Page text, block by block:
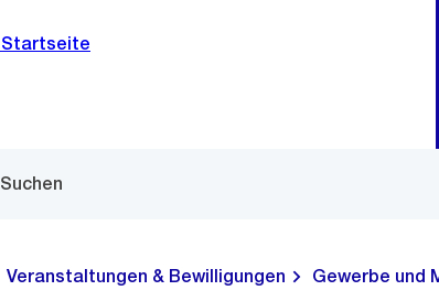
Suchen
Veranstaltungen & Bewilligungen Gewerbe und